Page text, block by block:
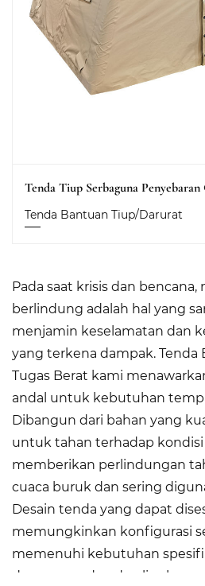
Tenda Tiup Serbaguna Penyebaran
Tenda Bantuan Tiup/Darurat
Pada saat krisis dan
berlindung adalah hal yang
menjamin keselamatan dan
yang terkena dampak. Tenda
Tugas Berat kami
andal untuk kebutuhan
Dibangun dari bahan yang
untuk tahan terhadap
memberikan perlindungan
cuaca buruk dan sering
Desain tenda yang dapat
memungkinkan konfigurasi
memenuhi kebutuhan
dengan medan dan